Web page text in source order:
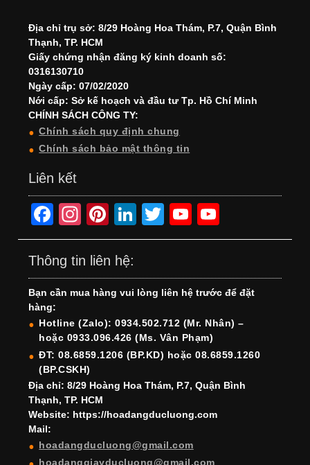
Địa chỉ trụ sở: 8/29 Hoàng Hoa Thám, P.7, Quận Bình
Thạnh, TP. HCM
Giấy chứng nhận đăng ký kinh doanh số:
0316130710
Ngày cấp: 07/02/2020
Nới cấp: Sở kế hoạch và đầu tư Tp. Hồ Chí Minh
CHÍNH SÁCH CÔNG TY:
Chính sách quy định chung
Chính sách bảo mật thông tin
Liên kết
F
a
c
e
b
o
o
k
In
st
a
gr
a
m
Pi
nt
er
e
st
Li
n
e
dI
n
T
wi
er
Y
o
T
u
b
e
o
T
u
b
e
h
Thông tin liên hệ:
Bạn cần mua hàng vui lòng liên hệ trước để đặt
hàng:
Hotline (Zalo): 0934.502.712 (Mr. Nhân) –
hoặc 0933.096.426 (Ms. Vân Phạm)
ĐT: 08.6859.1206 (BP.KD) hoặc 08.6859.1260
(BP.CSKH)
Địa chỉ: 8/29 Hoàng Hoa Thám, P.7, Quận Bình
Thạnh, TP. HCM
Website: https://hoadangducluong.com
Mail:
hoadangducluong@gmail.com
hoadanggiayducluong@gmail.com